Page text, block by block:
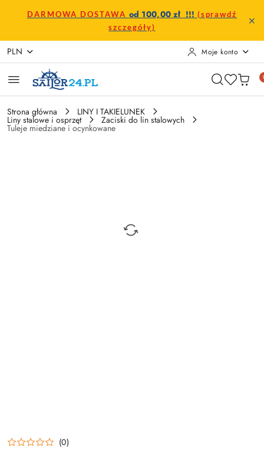
Przejdź do treści głównej
Przejdź do wyszukiwarki
Przejdź do moje konto
Przejdź do menu głównego
Przejdź do opisu produktu
Przejdź do stopki
DARMOWA DOSTAWA od 100,00 zł !!! (sprawdź
szczegóły)
PLN Moje konto
Strona główna LINY I TAKIELUNEK
Liny stalowe i osprzęt Zaciski do lin stalowych
Tuleje miedziane i ocynkowane
(0)